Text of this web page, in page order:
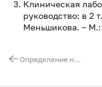
Клиническая
руководство: в 2
Меньшикова. –
Определение наличия летучих токсических веществ в моче